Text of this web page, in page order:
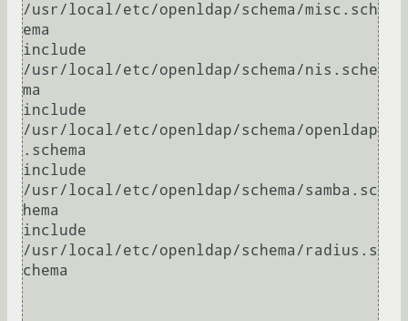
/usr/local/etc/openldap/schema/misc.sch
ema
include
/usr/local/etc/openldap/schema/nis.sche
ma
include
/usr/local/etc/openldap/schema/openldap
.schema
include
/usr/local/etc/openldap/schema/samba.sc
hema
include
/usr/local/etc/openldap/schema/radius.s
chema